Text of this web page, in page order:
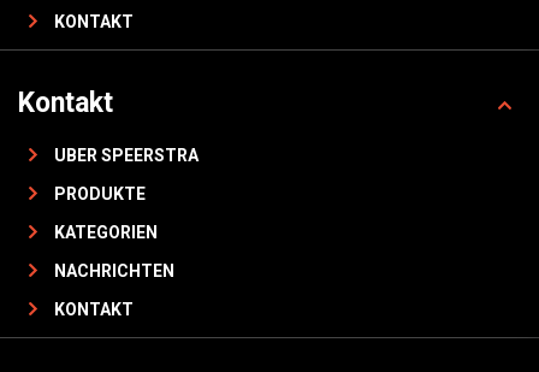
KONTAKT
Kontakt
UBER SPEERSTRA
PRODUKTE
KATEGORIEN
NACHRICHTEN
KONTAKT